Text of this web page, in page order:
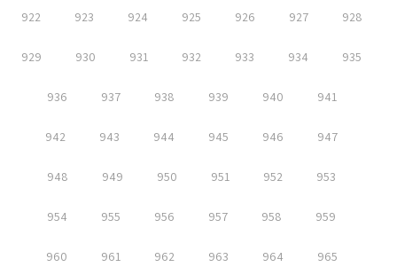
922 923 924 925 926 927 928
929 930 931 932 933 934 935
936 937 938 939 940 941
942 943 944 945 946 947
948 949 950 951 952 953
954 955 956 957 958 959
960 961 962 963 964 965